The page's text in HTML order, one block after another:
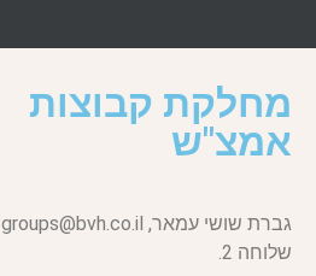
מחלקת קבוצות
אמצ"ש
גברת שושי עמאר, groups@bvh.co.il
שלוחה 2.